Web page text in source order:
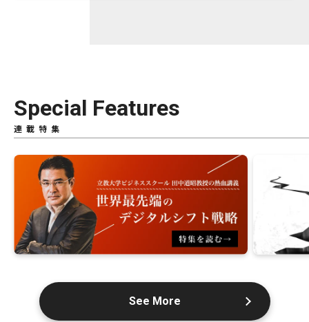
Special Features
連載特集
See More